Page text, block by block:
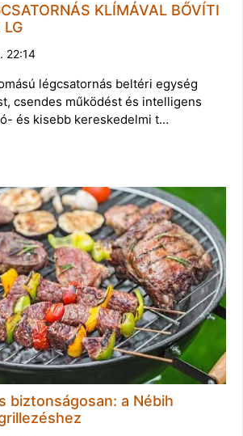
KLÍMÁVAL BŐVÍTI
LG
22:14
légcsatornás beltéri egység
csendes működést és intelligens
és kisebb kereskedelmi t…
biztonságosan: a Nébih